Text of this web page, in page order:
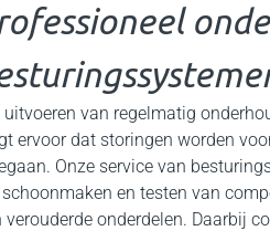
uitvoeren van regelmatig
ervoor dat storingen worden
Onze service van
en testen van
verouderde onderdelen. Daarbij